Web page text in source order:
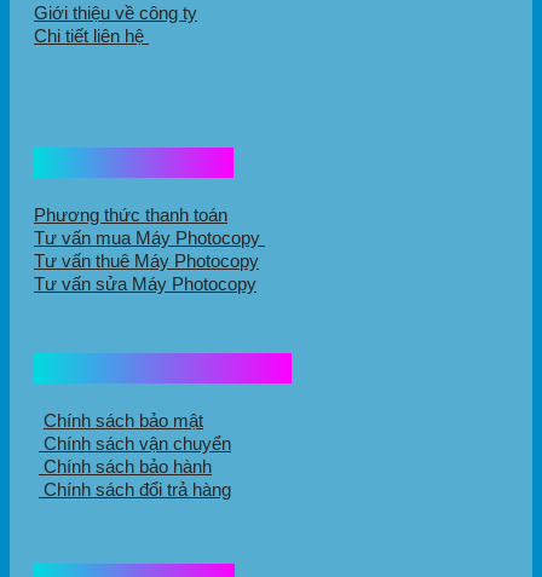
Giới thiệu về công ty
Chi tiết liên hệ
Phương thức thanh toán
Tư vấn mua Máy Photocopy
Tư vấn thuê Máy Photocopy
Tư vấn sửa Máy Photocopy
Chính sách bảo mật
Chính sách vận chuyển
Chính sách bảo hành
Chính sách đổi trả hàng